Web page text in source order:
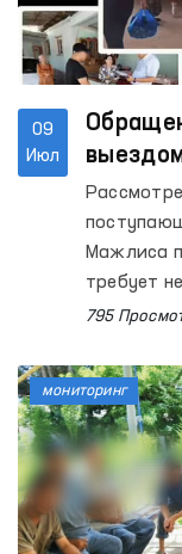
09
Июл
Мажлиса
требует
проверки
795
мониторинг